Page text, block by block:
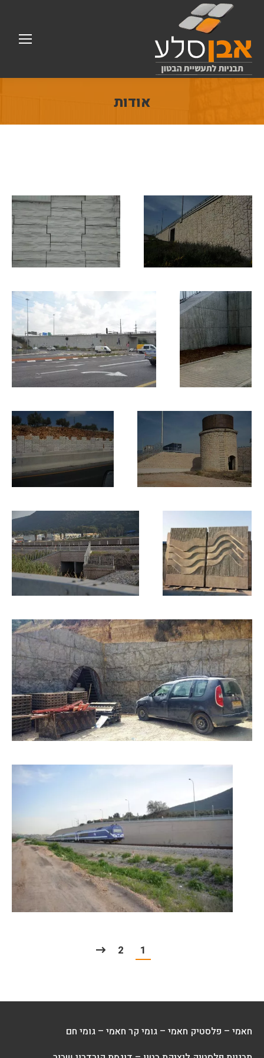
אודות
You are here:
1
2
חאמי – פלסטיק חאמי – גומי קר חאמי – גומי חם